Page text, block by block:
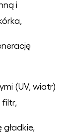
i
(UV, wiatr)